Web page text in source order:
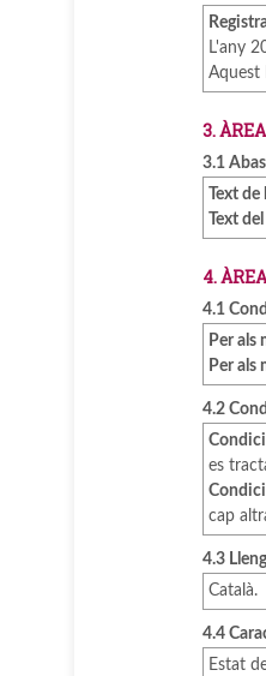
L'any
Aquest
3.
3.1
Text
Text
4.
4.1
Per als
Per als
4.2
es
cap
4.3
Català.
4.4
Estat